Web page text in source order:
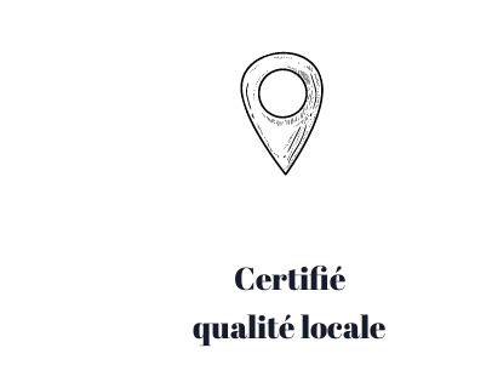
Certifié
qualité locale